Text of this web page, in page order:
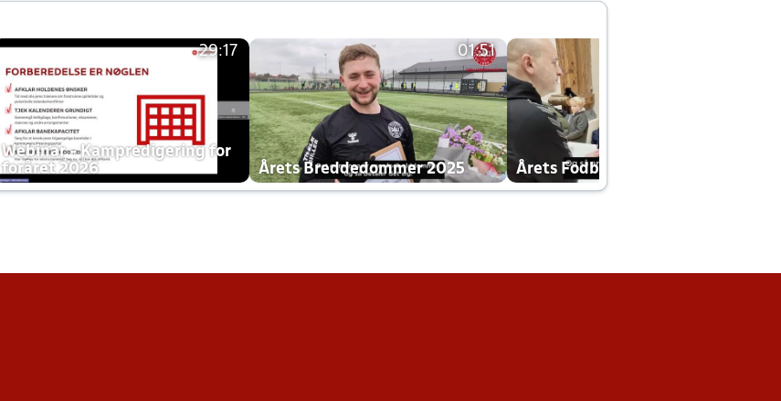
29:17
Webinar - Kampredigering for
foråret 2026
01:51
Årets Breddedommer 2025 Årets Fodboldklub 2025 mp4